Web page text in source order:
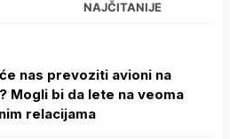
NAJČITANIJE
nas prevoziti avioni na
Mogli bi da lete na veoma
relacijama